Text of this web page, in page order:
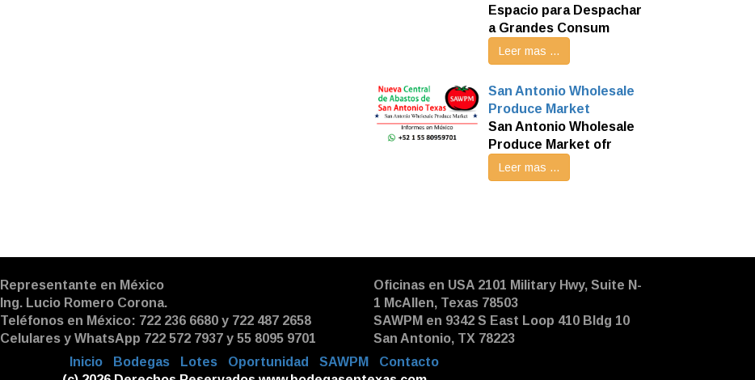
Espacio para Despachar
a Grandes Consum
Leer mas ...
San Antonio Wholesale
Produce Market
San Antonio Wholesale
Produce Market ofr
Leer mas ...
Representante en México
Ing. Lucio Romero Corona.
Teléfonos en México: 722 236 6680 y 722 487 2658
Celulares y WhatsApp 722 572 7937 y 55 8095 9701
Oficinas en USA 2101 Military Hwy, Suite N-
1 McAllen, Texas 78503
SAWPM en 9342 S East Loop 410 Bldg 10
San Antonio, TX 78223
Inicio Bodegas Lotes Oportunidad SAWPM Contacto